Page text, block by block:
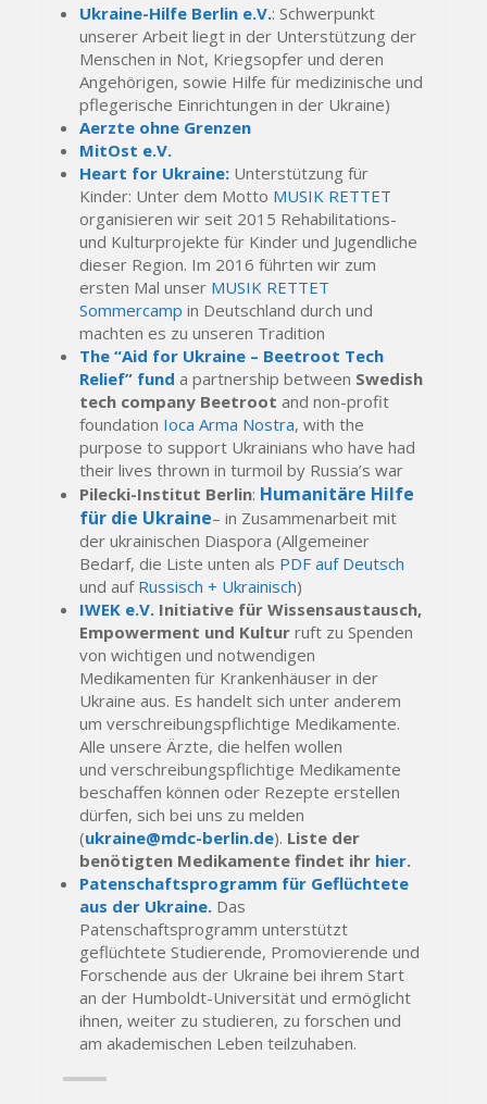
Ukraine-Hilfe Berlin e.V.:Schwerpunkt
unserer Arbeit liegt in der Unterstützung der
Menschen in Not, Kriegsopfer und deren
Angehörigen, sowie Hilfe für medizinische und
pflegerische Einrichtungen in der Ukraine)
Aerzte ohne Grenzen
MitOst e.V.
Heart for Ukraine: Unterstützung für
Kinder: Unter dem Motto MUSIK RETTET
organisieren wir seit 2015 Rehabilitations-
und Kulturprojekte für Kinder und Jugendliche
dieser Region. Im 2016 führten wir zum
ersten Mal unser MUSIK RETTET
Sommercamp in Deutschland durch und
machten es zu unseren Tradition
The “Aid for Ukraine – Beetroot Tech
Relief” funda partnership between Swedish
tech company Beetroot and non-profit
foundation Ioca Arma Nostra, with the
purpose to support Ukrainians who have had
their lives thrown in turmoil by Russia’s war
Pilecki-Institut Berlin: Humanitäre Hilfe
für die Ukraine– in Zusammenarbeit mit
der ukrainischen Diaspora (Allgemeiner
Bedarf, die Liste unten als PDF auf Deutsch
und auf Russisch + Ukrainisch)
IWEK e.V. Initiative für Wissensaustausch,
Empowerment und Kultur ruft zu Spenden
von wichtigen und notwendigen
Medikamenten für Krankenhäuser in der
Ukraine aus. Es handelt sich unter anderem
um verschreibungspflichtige Medikamente.
Alle unsere Ärzte, die helfen wollen
und verschreibungspflichtige Medikamente
beschaffen können oder Rezepte erstellen
dürfen, sich bei uns zu melden
(ukraine@mdc-berlin.de). Liste der
benötigten Medikamente findet ihr hier.
Patenschaftsprogramm für Geflüchtete
aus der Ukraine. Das
Patenschaftsprogramm unterstützt
geflüchtete Studierende, Promovierende und
Forschende aus der Ukraine bei ihrem Start
an der Humboldt-Universität und ermöglicht
ihnen, weiter zu studieren, zu forschen und
am akademischen Leben teilzuhaben.